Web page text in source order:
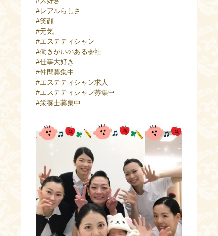
#レアルらしさ
#笑顔
#元気
#エステティシャン
#働きがいのある会社
#仕事大好き
#仲間募集中
#エステティシャン求人
#エステティシャン募集中
#栄養士募集中